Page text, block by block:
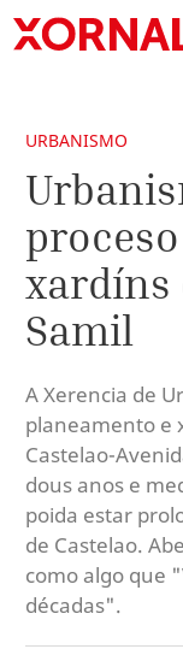
URBANISMO
xardíns
Samil
A Xerencia de
planeamento e
Castelao-
dous anos e
poida estar
de Castelao.
como algo que
décadas".